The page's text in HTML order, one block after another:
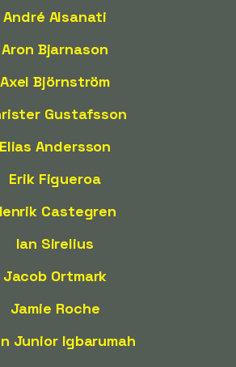
André Alsanati
Aron Bjarnason
Axel Björnström
Gustafsson
Elias Andersson
Erik Figueroa
Castegren
Ian Sirelius
Jacob Ortmark
Jamie Roche
Junior Igbarumah